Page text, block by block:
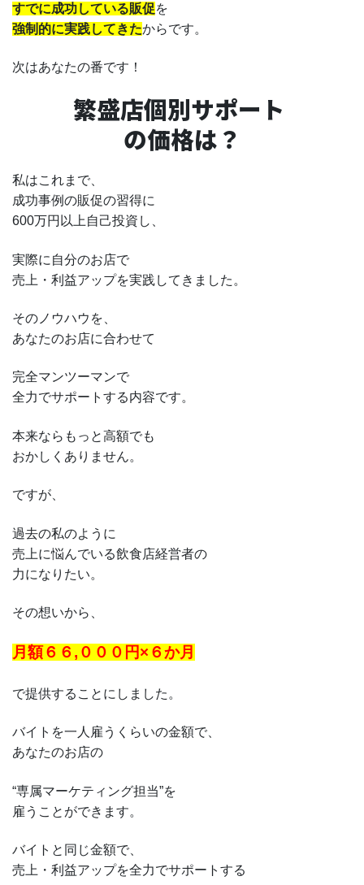
すでに成功している販促を
強制的に実践してきたからです。
次はあなたの番です！
繁盛店個別サポート
の価格は？
私はこれまで、
成功事例の販促の習得に
600万円以上自己投資し、
実際に自分のお店で
売上・利益アップを実践してきました。
そのノウハウを、
あなたのお店に合わせて
完全マンツーマンで
全力でサポートする内容です。
本来ならもっと高額でも
おかしくありません。
ですが、
過去の私のように
売上に悩んでいる飲食店経営者の
力になりたい。
その想いから、
月額６６,０００円×６か月
で提供することにしました。
バイトを一人雇うくらいの金額で、
あなたのお店の
“専属マーケティング担当”を
雇うことができます。
バイトと同じ金額で、
売上・利益アップを全力でサポートする